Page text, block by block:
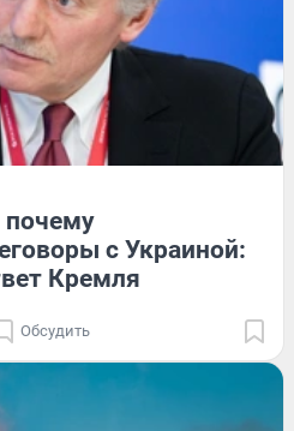
почему
с Украиной:
Кремля
Обсудить